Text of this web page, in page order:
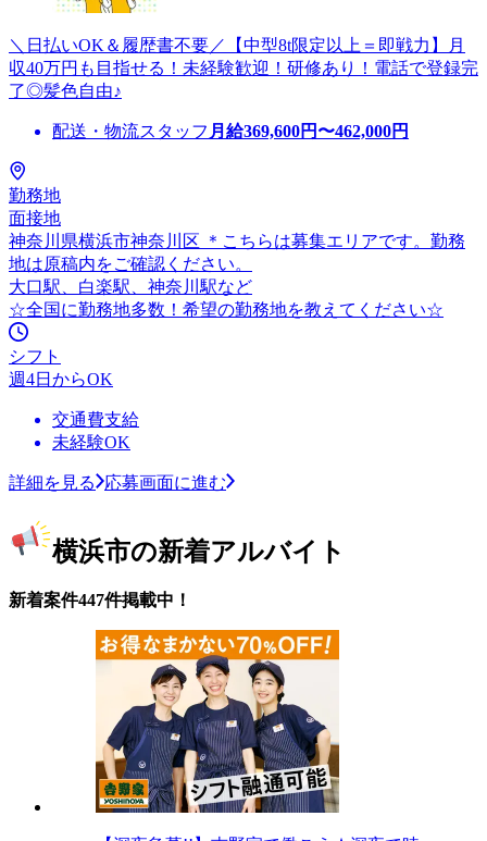
＼日払いOK＆履歴書不要／【中型8t限定以上＝即戦力】月
収40万円も目指せる！未経験歓迎！研修あり！電話で登録完
了◎髪色自由♪
配送・物流スタッフ 月給369,600円〜462,000円
勤務地
面接地
神奈川県横浜市神奈川区 ＊こちらは募集エリアです。勤務
地は原稿内をご確認ください。
大口駅、白楽駅、神奈川駅など
☆全国に勤務地多数！希望の勤務地を教えてください☆
シフト
週4日からOK
交通費支給
未経験OK
詳細を見る 応募画面に進む
横浜市の新着アルバイト
新着案件447件掲載中！